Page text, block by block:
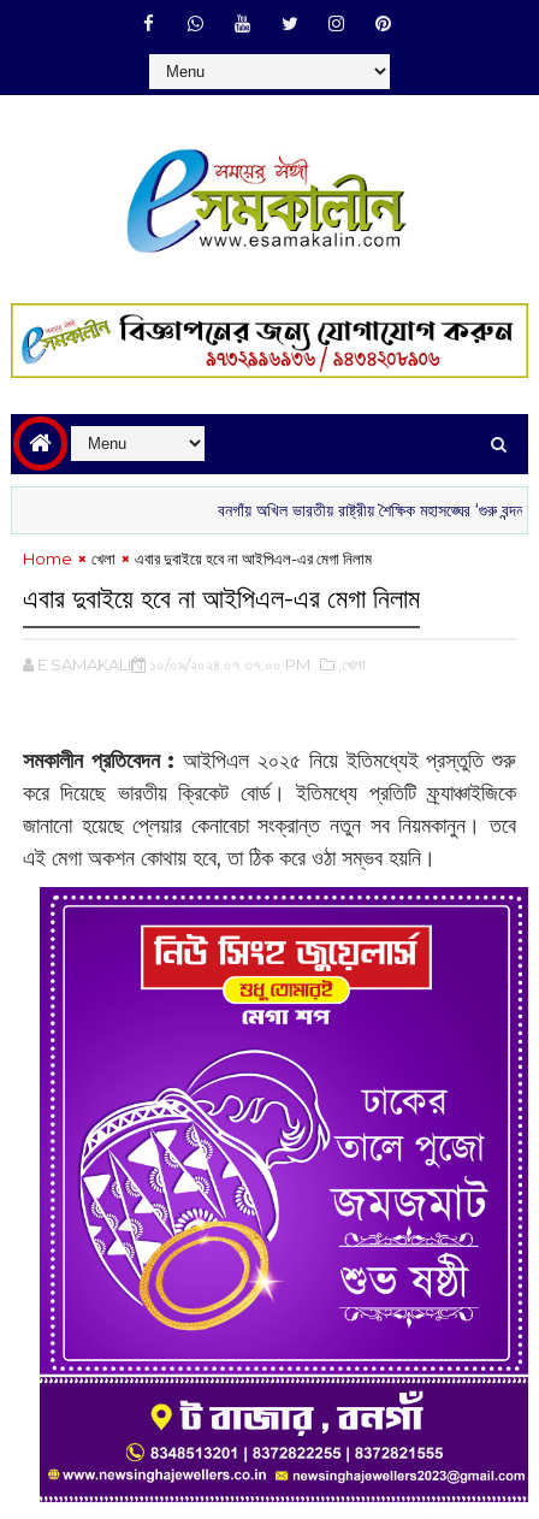
বনগাঁয় অখিল ভারতীয় রাষ্ট্রীয় শৈক্ষিক মহাসঙ্ঘের ‘গুরু বন্দন’ রাতে
Home খেলা এবার দুবাইয়ে হবে না আইপিএল-এর মেগা নিলাম
এবার দুবাইয়ে হবে না আইপিএল-এর মেগা নিলাম
E SAMAKALIN ১০/০৯/২০২৪ ০৭:৩৭:০০ PM ,খেলা
সমকালীন প্রতিবেদন : আইপিএল ২০২৫ নিয়ে ইতিমধ্যেই প্রস্তুতি শুরু
করে দিয়েছে ভারতীয় ক্রিকেট বোর্ড। ইতিমধ্যে প্রতিটি ফ্র্যাঞ্চাইজিকে
জানানো হয়েছে প্লেয়ার কেনাবেচা সংক্রান্ত নতুন সব নিয়মকানুন। তবে
এই মেগা অকশন কোথায় হবে, তা ঠিক করে ওঠা সম্ভব হয়নি।